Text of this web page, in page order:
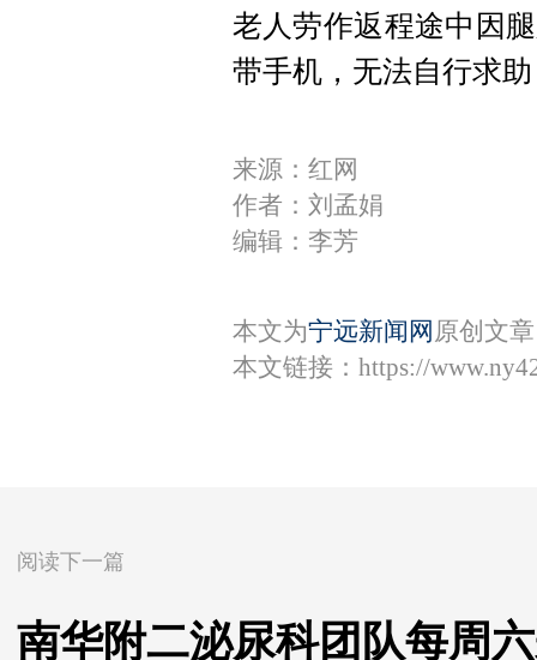
老人劳作返程途中因
带手机，无法自行求
来源：红网
作者：刘孟娟
编辑：李芳
本文为宁远新闻网 原创文
本文链接： https://
阅读下一篇
南华附二泌尿科团队每周